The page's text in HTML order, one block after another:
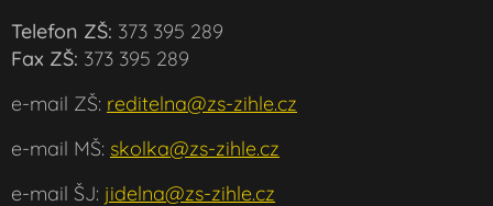
Telefon ZŠ: 373 395 289
Fax ZŠ: 373 395 289
e-mail ZŠ: reditelna@zs-zihle.cz
e-mail MŠ: skolka@zs-zihle.cz
e-mail ŠJ: jidelna@zs-zihle.cz